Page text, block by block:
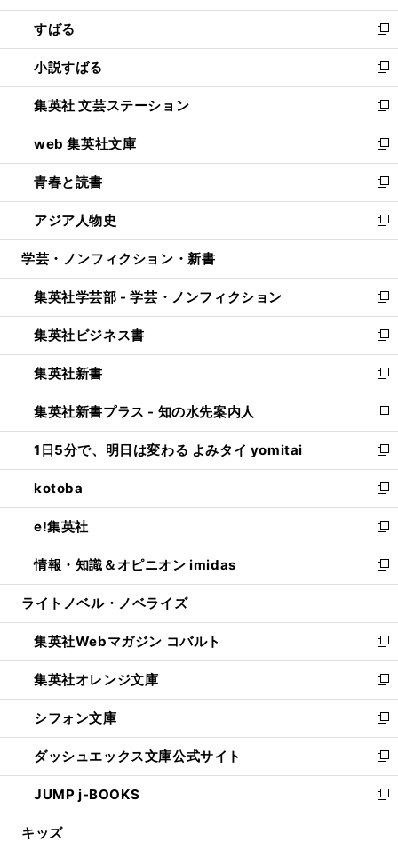
開
く
ウ
で
開
く
ン
ド
ウ
で
開
く
すばる
新
し
い
ウ
ィ
ン
ド
ウ
で
開
く
小説すばる
新
し
い
ウ
ィ
ン
ド
ウ
で
開
集英社 文芸ステーション
新
し
い
ウ
ィ
ン
ド
ウ
開
く
web 集英社文庫
新
し
い
ウ
ィ
ン
ウ
で
開
く
青春と読書
新
し
い
ウ
ン
ド
ウ
で
開
く
アジア人物史
新
し
ウ
ィ
ン
ド
ウ
で
開
く
学芸・ノンフィクション・新書
集英社学芸部 - 学芸・ノンフィクション
新
し
い
ウ
ィ
ン
ド
ウ
で
開
く
集英社ビジネス書
新
し
い
ウ
ィ
ン
ド
ウ
で
開
く
集英社新書
新
し
い
ウ
ィ
ン
ド
ウ
で
開
く
集英社新書プラス - 知の水先案内人
新
し
い
ウ
ィ
ン
ド
ウ
で
開
1日5分で、明日は変わる よみタイ yomitai
新
し
い
ウ
ィ
ン
ド
ウ
開
く
kotoba
新
し
い
ウ
ィ
ン
ウ
で
開
く
e!集英社
新
し
い
ウ
ン
ド
ウ
で
開
く
情報・知識＆オピニオン imidas
新
し
ウ
ィ
ン
ド
ウ
で
開
く
ライトノベル・ノベライズ
集英社Webマガジン コバルト
新
し
い
ウ
ィ
ン
ド
ウ
で
開
集英社オレンジ文庫
新
し
い
ウ
ィ
ン
ド
ウ
シフォン文庫
新
し
い
ウ
ィ
ン
ダッシュエックス文庫公式サイト
新
し
い
ウ
JUMP j-BOOKS
新
し
キッズ